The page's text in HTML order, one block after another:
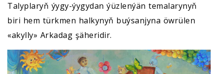
Talyplaryň ýygy-ýygydan ýüzlenýän temalarynyň
biri hem türkmen halkynyň buýsanjyna öwrülen
«akylly» Arkadag şäheridir.